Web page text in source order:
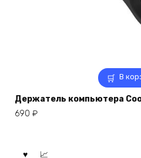
В
Держатель компьютера
690 ₽